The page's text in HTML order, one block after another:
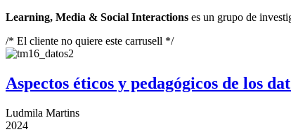
Learning, Media & Social Interactions es un grupo de
/* El cliente no quiere este carrusell */
Aspectos éticos y pedagógicos de los
Ludmila Martins
2024